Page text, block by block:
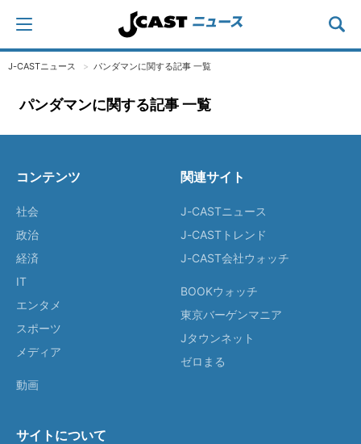
J-CASTニュース パンダマンに関する記事 一覧
パンダマンに関する記事 一覧
コンテンツ
社会
政治
経済
IT
エンタメ
スポーツ
メディア
動画
関連サイト
J-CASTニュース
J-CASTトレンド
J-CAST会社ウォッチ
BOOKウォッチ
東京バーゲンマニア
Jタウンネット
ゼロまる
サイトについて